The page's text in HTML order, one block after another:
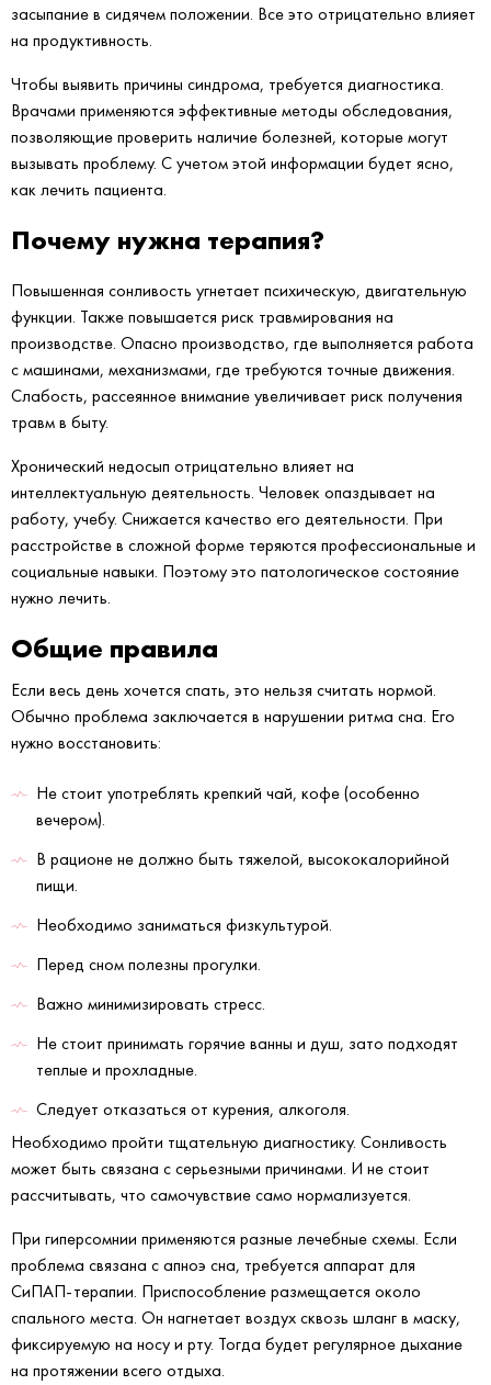
засыпание в сидячем положении. Все это отрицательно влияет
на продуктивность.
Чтобы выявить причины синдрома, требуется диагностика.
Врачами применяются эффективные методы обследования,
позволяющие проверить наличие болезней, которые могут
вызывать проблему. С учетом этой информации будет ясно,
как лечить пациента.
Почему нужна терапия?
Повышенная сонливость угнетает психическую, двигательную
функции. Также повышается риск травмирования на
производстве. Опасно производство, где выполняется работа
с машинами, механизмами, где требуются точные движения.
Слабость, рассеянное внимание увеличивает риск получения
травм в быту.
Хронический недосып отрицательно влияет на
интеллектуальную деятельность. Человек опаздывает на
работу, учебу. Снижается качество его деятельности. При
расстройстве в сложной форме теряются профессиональные и
социальные навыки. Поэтому это патологическое состояние
нужно лечить.
Общие правила
Если весь день хочется спать, это нельзя считать нормой.
Обычно проблема заключается в нарушении ритма сна. Его
нужно восстановить:
Не стоит употреблять крепкий чай, кофе (особенно
вечером).
В рационе не должно быть тяжелой, высококалорийной
пищи.
Необходимо заниматься физкультурой.
Перед сном полезны прогулки.
Важно минимизировать стресс.
Не стоит принимать горячие ванны и душ, зато подходят
теплые и прохладные.
Следует отказаться от курения, алкоголя.
Необходимо пройти тщательную диагностику. Сонливость
может быть связана с серьезными причинами. И не стоит
рассчитывать, что самочувствие само нормализуется.
При гиперсомнии применяются разные лечебные схемы. Если
проблема связана с апноэ сна, требуется аппарат для
СиПАП-терапии. Приспособление размещается около
спального места. Он нагнетает воздух сквозь шланг в маску,
фиксируемую на носу и рту. Тогда будет регулярное дыхание
на протяжении всего отдыха.